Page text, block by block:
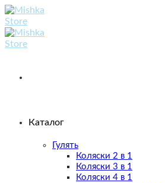
Skip
to
content
Каталог
Гулять
Коляски 2 в 1
Коляски 3 в 1
Коляски 4 в 1